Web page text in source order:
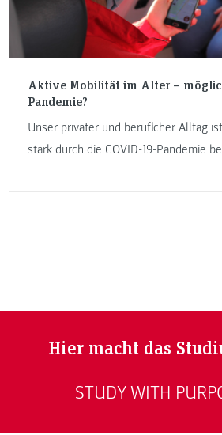
Aktive Mobilität im Alter –
Pandemie?
Unser privater und beruflicher Alltag
stark durch die COVID-19-Pandemie
Hier macht das
STUDY WITH